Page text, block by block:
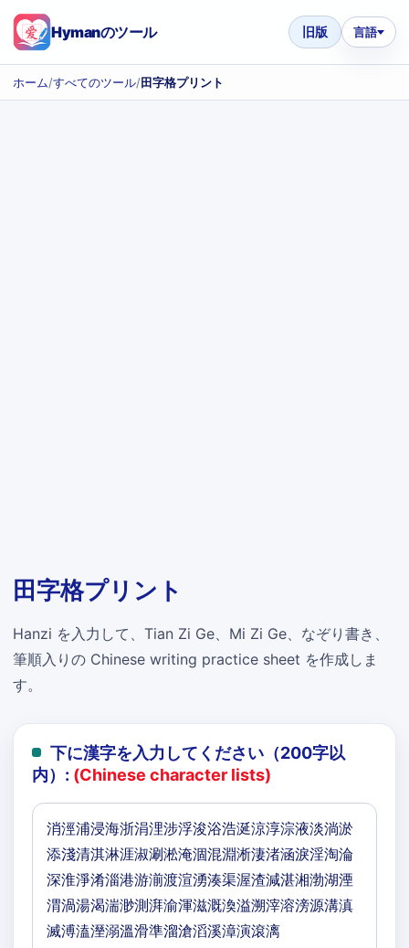
Hymanのツール 旧版 言語
ホーム/すべてのツール/田字格プリント
田字格プリント
Hanzi を入力して、Tian Zi Ge、Mi Zi Ge、なぞり書き、
筆順入りの Chinese writing practice sheet を作成しま
す。
下に漢字を入力してください（200字以
内）: (Chinese character lists)